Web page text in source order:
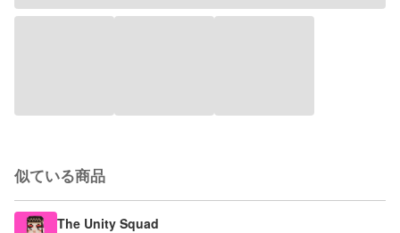
似ている商品
The Unity Squad